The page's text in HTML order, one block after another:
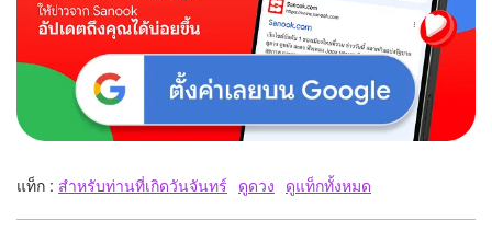
แท็ก : สำหรับท่านที่เกิดวันจันทร์ ดูดวง ดูแท็กทั้งหมด